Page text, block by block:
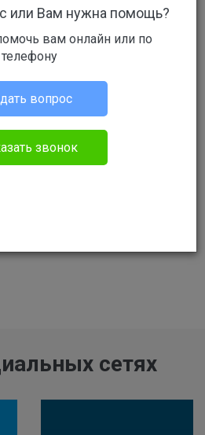
задание
сетях
или Вам нужна помощь?
вам онлайн или по
телефону
вопрос
звонок